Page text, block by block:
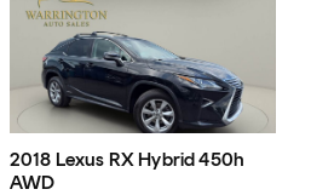
2018 Lexus RX Hybrid 450h
AWD